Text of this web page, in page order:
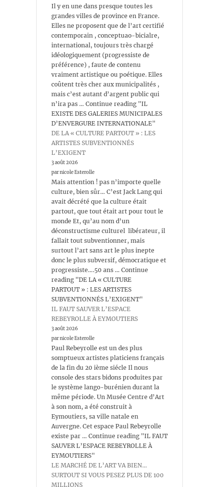
Il y en une dans presque toutes les
grandes villes de province en France.
Elles ne proposent que de l’art certifié
contemporain , conceptuao-bicialre,
international, toujours très chargé
idéologiquement (progressiste de
préférence) , faute de contenu
vraiment artistique ou poétique. Elles
coûtent très cher aux municipalités ,
mais c’est autant d’argent public qui
n’ira pas … Continue reading "IL
EXISTE DES GALERIES MUNICIPALES
D’ENVERGURE INTERNATIONALE"
DE LA « CULTURE PARTOUT » : LES
ARTISTES SUBVENTIONNÉS
L’EXIGENT
3 août 2026
par nicole Esterolle
Mais attention ! pas n’importe quelle
culture, bien sûr… C’est Jack Lang qui
avait décrété que la culture était
partout, que tout était art pour tout le
monde Et, qu’au nom d’un
déconstructisme culturel libérateur, il
fallait tout subventionner, mais
surtout l’art sans art le plus inepte
donc le plus subversif, démocratique et
progressiste….50 ans … Continue
reading "DE LA « CULTURE
PARTOUT » : LES ARTISTES
SUBVENTIONNÉS L’EXIGENT"
IL FAUT SAUVER L’ESPACE
REBEYROLLE À EYMOUTIERS
3 août 2026
par nicole Esterolle
Paul Rebeyrolle est un des plus
somptueux artistes platiciens français
de la fin du 20 ième siécle Il nous
console des stars bidons produites par
le système lango-burénien durant la
même période. Un Musée Centre d’Art
à son nom, a été construit à
Eymoutiers, sa ville natale en
Auvergne. Cet espace Paul Rebeyrolle
existe par … Continue reading "IL FAUT
SAUVER L’ESPACE REBEYROLLE À
EYMOUTIERS"
LE MARCHÉ DE L’ART VA BIEN…
SURTOUT SI VOUS PESEZ PLUS DE 100
MILLIONS